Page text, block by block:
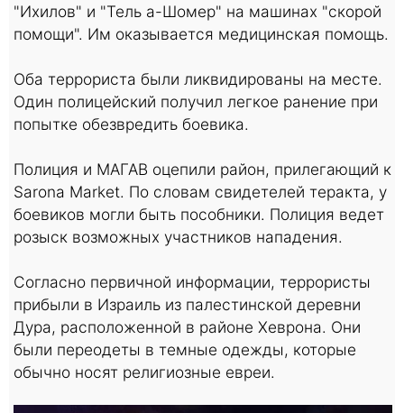
"Ихилов" и "Тель а-Шомер" на машинах "скорой
помощи". Им оказывается медицинская помощь.
Оба террориста были ликвидированы на месте.
Один полицейский получил легкое ранение при
попытке обезвредить боевика.
Полиция и МАГАВ оцепили район, прилегающий к
Sarona Market. По словам свидетелей теракта, у
боевиков могли быть пособники. Полиция ведет
розыск возможных участников нападения.
Согласно первичной информации, террористы
прибыли в Израиль из палестинской деревни
Дура, расположенной в районе Хеврона. Они
были переодеты в темные одежды, которые
обычно носят религиозные евреи.